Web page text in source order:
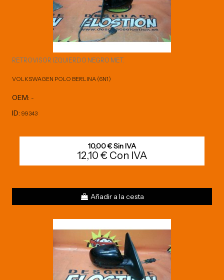
RETROVISOR IZQUIERDO NEGRO MET.
VOLKSWAGEN POLO BERLINA (6N1)
OEM: -
ID: 99343
10,00 € Sin IVA
12,10 € Con IVA
Añadir a la cesta